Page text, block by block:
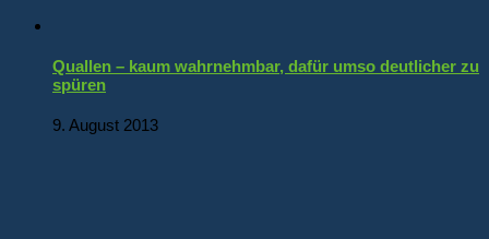
Quallen – kaum wahrnehmbar, dafür umso deutlicher zu
spüren
9. August 2013